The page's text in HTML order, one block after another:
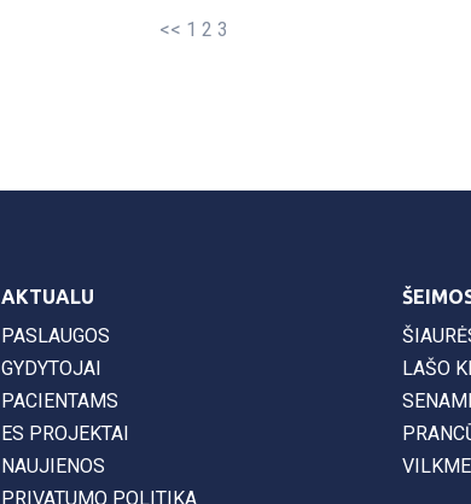
<< 1 2 3
AKTUALU
PASLAUGOS
GYDYTOJAI
PACIENTAMS
ES PROJEKTAI
NAUJIENOS
PRIVATUMO POLITIKA
LAŠO